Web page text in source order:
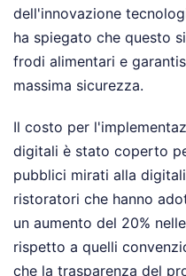
dell'innovazione
ha spiegato che questo
frodi alimentari e
massima sicurezza.
Il costo per
digitali è stato coperto
pubblici mirati alla
ristoratori che hanno
un aumento del 20%
rispetto a quelli
che la trasparenza del